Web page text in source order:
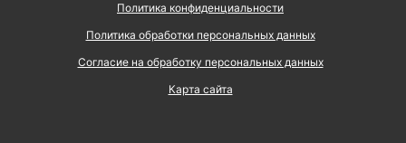
Политика конфиденциальности
Политика обработки персональных данных
Согласие на обработку персональных данных
Карта сайта